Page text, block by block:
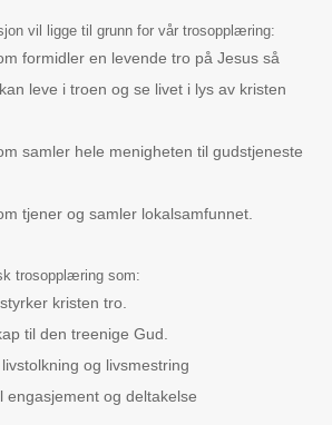
vil ligge til grunn for vår trosopplæring:
formidler en levende tro på Jesus så
leve i troen og se livet i lys av kristen
samler hele menigheten til gudstjeneste
tjener og samler lokalsamfunnet.
trosopplæring som:
kristen tro.
til den treenige Gud.
og livsmestring
engasjement og deltakelse